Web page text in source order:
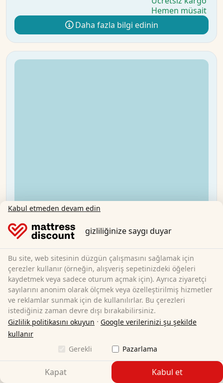
Hemen müsait
Daha fazla bilgi edinin
Sleezzz® Premium yatak örtüsü 160x200 cm
Boyut: 160 x 200 cm
€94,95
Daha fazla bilgi edinin
Kabul etmeden devam edin
gizliliğinize saygı duyar
Bu site, web sitesinin düzgün çalışmasını sağlamak için
çerezler kullanır (örneğin, alışveriş sepetinizdeki öğeleri
kaydetmek veya sadece oturum açmak için). Ayrıca ziyaretçi
sayılarını anonim olarak ölçmek veya özelleştirilmiş hizmetler
ve reklamlar sunmak için de kullanılırlar. Bu çerezleri
istediğiniz zaman devre dışı bırakabilirsiniz.
Gizlilik politikasını okuyun · Google verilerinizi şu şekilde
kullanır
Gerekli
Pazarlama
Kapat Kabul et